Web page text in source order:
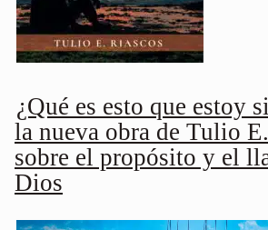
¿Qué es esto que estoy
la nueva obra de Tulio
sobre el propósito y el
Dios